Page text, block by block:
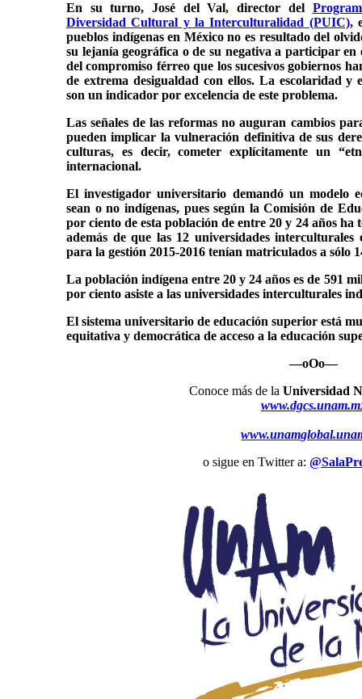
En su turno, José del Val, director del
Diversidad Cultural y la Interculturalidad (PUIC),
pueblos indígenas en México no es resultado del
su lejanía geográfica o de su negativa a participar en
del compromiso férreo que los sucesivos gobiernos
de extrema desigualdad con ellos. La escolaridad y
son un indicador por excelencia de este problema.
Las señales de las reformas no auguran cambios
pueden implicar la vulneración definitiva de sus
culturas, es decir, cometer explícitamente un
internacional.
El investigador universitario demandó un modelo
sean o no indígenas, pues según la Comisión de
por ciento de esta población de entre 20 y 24 años ha
además de que las 12 universidades interculturales
para la gestión 2015-2016 tenían matriculados a sólo
La población indígena entre 20 y 24 años es de 591
por ciento asiste a las universidades interculturales
El sistema universitario de educación superior está
equitativa y democrática de acceso a la educación
—oOo—
Conoce más de la Universidad
o sigue en Twitter a: